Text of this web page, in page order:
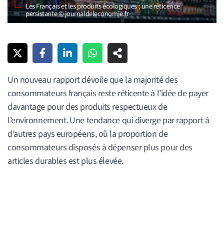
Les Français et les produits écologiques : une réticence
persistante © journaldeleconomie.fr
Un nouveau rapport dévoile que la majorité des
consommateurs français reste réticente à l’idée de payer
davantage pour des produits respectueux de
l’environnement. Une tendance qui diverge par rapport à
d’autres pays européens, où la proportion de
consommateurs disposés à dépenser plus pour des
articles durables est plus élevée.